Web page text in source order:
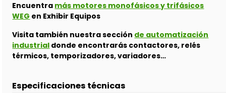
Encuentra más motores monofásicos y trifásicos
WEG en Exhibir Equipos
Visita también nuestra sección de automatización
industrial donde encontrarás contactores, relés
térmicos, temporizadores, variadores…
Especificaciones técnicas